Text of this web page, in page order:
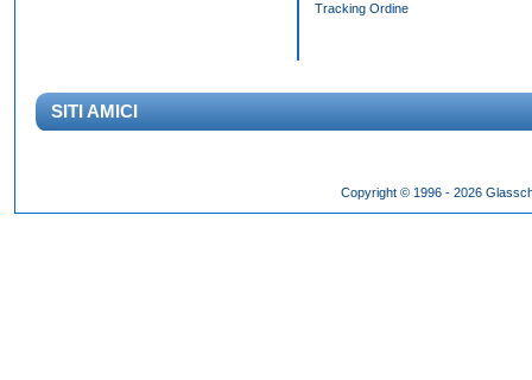
Tracking Ordine
SITI AMICI
dessen klassisches Erscheinungsbild über
Copyright © 1996 - 2026